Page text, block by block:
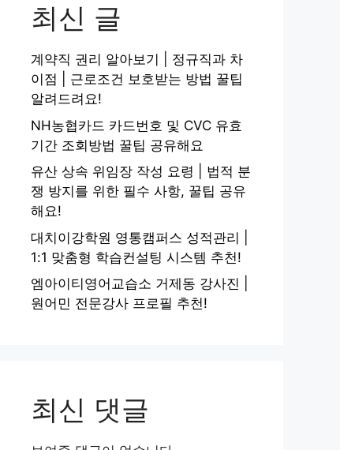
최신 글
계약직 권리 알아보기 | 정규직과 차
이점 | 근로조건 보호받는 방법 꿀팁
알려드려요!
NH농협카드 카드번호 및 CVC 유효
기간 조회방법 꿀팁 공유해요
유산 상속 위임장 작성 요령 | 법적 분
쟁 방지를 위한 필수 사항, 꿀팁 공유
해요!
대치이강학원 영통캠퍼스 성적관리 |
1:1 맞춤형 학습컨설팅 시스템 추천!
엠아이티영어교습소 거제동 강사진 |
원어민 전문강사 프로필 추천!
최신 댓글